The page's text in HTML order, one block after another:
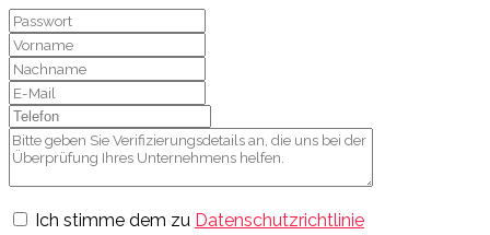
Ich stimme dem zu Datenschutzrichtlinie